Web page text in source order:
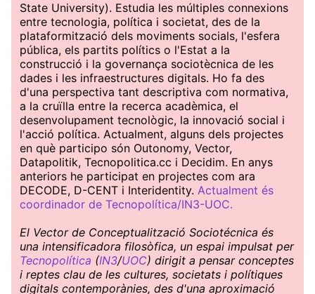
State University). Estudia les múltiples connexions
entre tecnologia, política i societat, des de la
plataformització dels moviments socials, l'esfera
pública, els partits polítics o l'Estat a la
construcció i la governança sociotècnica de les
dades i les infraestructures digitals. Ho fa des
d'una perspectiva tant descriptiva com normativa,
a la cruïlla entre la recerca acadèmica, el
desenvolupament tecnològic, la innovació social i
l'acció política. Actualment, alguns dels projectes
en què participo són Outonomy, Vector,
Datapolitik, Tecnopolitica.cc i Decidim. En anys
anteriors he participat en projectes com ara
DECODE, D-CENT i Interidentity. Actualment és
coordinador de Tecnopolítica/IN3-UOC.
El Vector de Conceptualització Sociotécnica és
una intensificadora filosòfica, un espai impulsat per
Tecnopolítica (IN3/UOC) dirigit a pensar conceptes
i reptes clau de les cultures, societats i polítiques
digitals contemporànies, des d'una aproximació